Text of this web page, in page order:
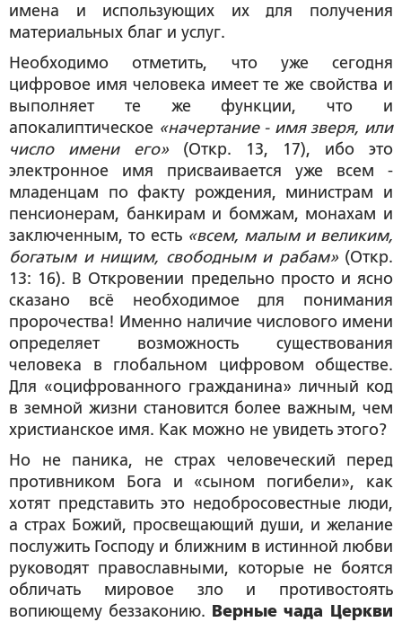
имена и использующих их для получения
материальных благ и услуг.
Необходимо отметить, что уже сегодня
цифровое имя человека имеет те же свойства и
выполняет те же функции, что и
апокалиптическое «начертание - имя зверя, или
число имени его» (Откр. 13, 17), ибо это
электронное имя присваивается уже всем -
младенцам по факту рождения, министрам и
пенсионерам, банкирам и бомжам, монахам и
заключенным, то есть «всем, малым и великим,
богатым и нищим, свободным и рабам»(Откр.
13: 16). В Откровении предельно просто и ясно
сказано всё необходимое для понимания
пророчества! Именно наличие числового имени
определяет возможность существования
человека в глобальном цифровом обществе.
Для «оцифрованного гражданина» личный код
в земной жизни становится более важным, чем
христианское имя. Как можно не увидеть этого?
Но не паника, не страх человеческий перед
противником Бога и «сыном погибели», как
хотят представить это недобросовестные люди,
а страх Божий, просвещающий души, и желание
послужить Господу и ближним в истинной любви
руководят православными, которые не боятся
обличать мировое зло и противостоять
вопиющему беззаконию. Верные чада Церкви